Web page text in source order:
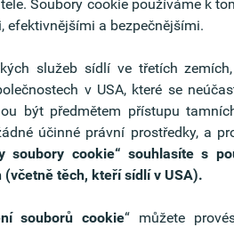
budoucnosti.
design a dostupnost 24 hodin
(počítač, tablet,
Soubory cookie používáme k
efektivnějšími a bezpečnějšími.
služeb sídlí ve třetích
v USA, které se
být předmětem přístupu
účinné právní prostředky, a
soubory cookie“ souhlasíte s
těch, kteří sídlí v USA).
souborů cookie“ můžete